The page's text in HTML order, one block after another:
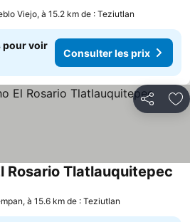
Viejo, à 15.2 km de : Teziutlan
pour voir
Consulter les prix
Partager
Rosario Tlatlauquitepec
à 15.6 km de : Teziutlan